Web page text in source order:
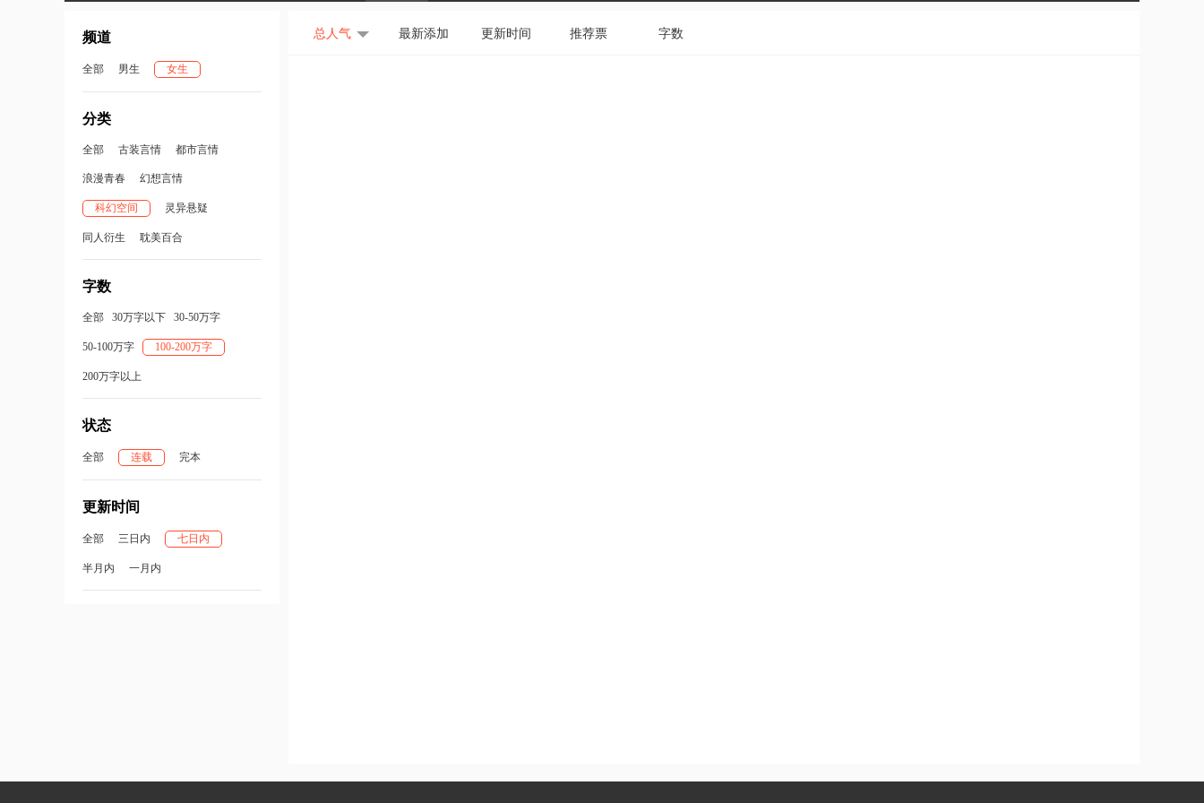
频道
全部 男生 女生
分类
全部 古装言情 都市言情
浪漫青春 幻想言情
科幻空间 灵异悬疑
同人衍生 耽美百合
字数
全部 30万字以下 30-50万字
50-100万字 100-200万字
200万字以上
状态
全部 连载 完本
更新时间
全部 三日内 七日内
半月内 一月内
总人气 最新添加 更新时间 推荐票 字数